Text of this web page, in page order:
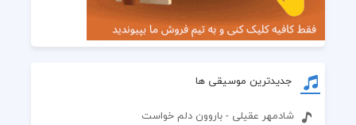
جدیدترین موسیقی ها
شادمهر عقیلی - باروون دلم خواست